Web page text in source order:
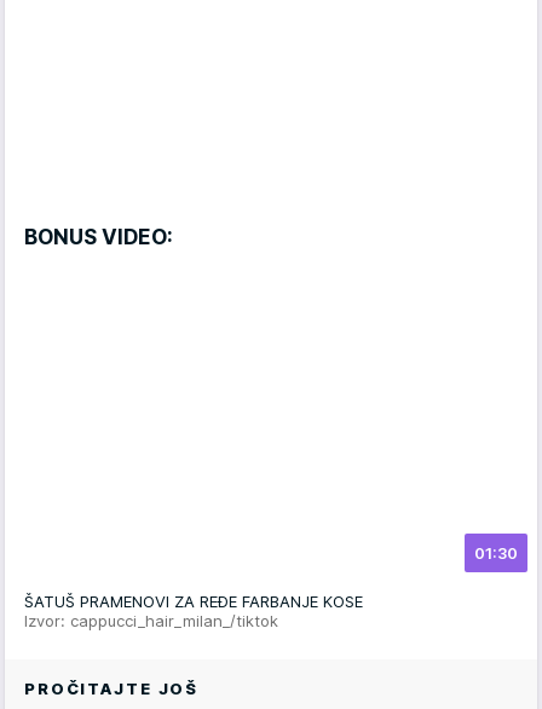
BONUS VIDEO:
01:30
ŠATUŠ PRAMENOVI ZA REĐE FARBANJE KOSE
Izvor: cappucci_hair_milan_/tiktok
PROČITAJTE JOŠ